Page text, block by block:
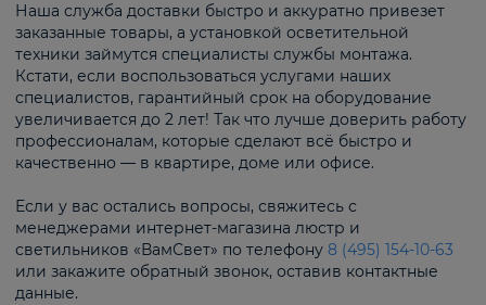
Наша служба доставки быстро и аккуратно привезет
заказанные товары, а установкой осветительной
техники займутся специалисты службы монтажа.
Кстати, если воспользоваться услугами наших
специалистов, гарантийный срок на оборудование
увеличивается до 2 лет! Так что лучше доверить работу
профессионалам, которые сделают всё быстро и
качественно — в квартире, доме или офисе.
Если у вас остались вопросы, свяжитесь с
менеджерами интернет-магазина люстр и
светильников «ВамСвет» по телефону 8 (495) 154-10-63
или закажите обратный звонок, оставив контактные
данные.